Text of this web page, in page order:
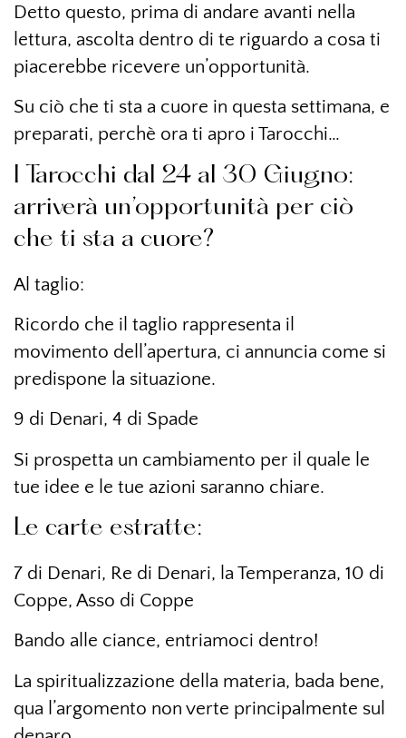
Detto questo, prima di andare avanti nella
lettura, ascolta dentro di te riguardo a cosa ti
piacerebbe ricevere un’opportunità.
Su ciò che ti sta a cuore in questa settimana, e
preparati, perchè ora ti apro i Tarocchi…
I Tarocchi dal 24 al 30 Giugno:
arriverà un’opportunità per ciò
che ti sta a cuore?
Al taglio:
Ricordo che il taglio rappresenta il
movimento dell’apertura, ci annuncia come si
predispone la situazione.
9 di Denari, 4 di Spade
Si prospetta un cambiamento per il quale le
tue idee e le tue azioni saranno chiare.
Le carte estratte:
7 di Denari, Re di Denari, la Temperanza, 10 di
Coppe, Asso di Coppe
Bando alle ciance, entriamoci dentro!
La spiritualizzazione della materia, bada bene,
qua l’argomento non verte principalmente sul